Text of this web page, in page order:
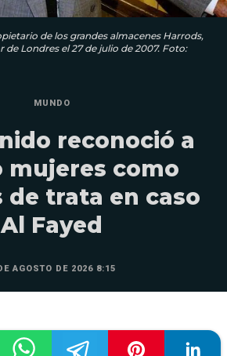
de los grandes almacenes Harrods,
de Londres el 27 de julio de 2007. Foto:
MUNDO
reconoció a
mujeres como
de trata en caso
Al Fayed
AGOSTO DE 2026 8:15